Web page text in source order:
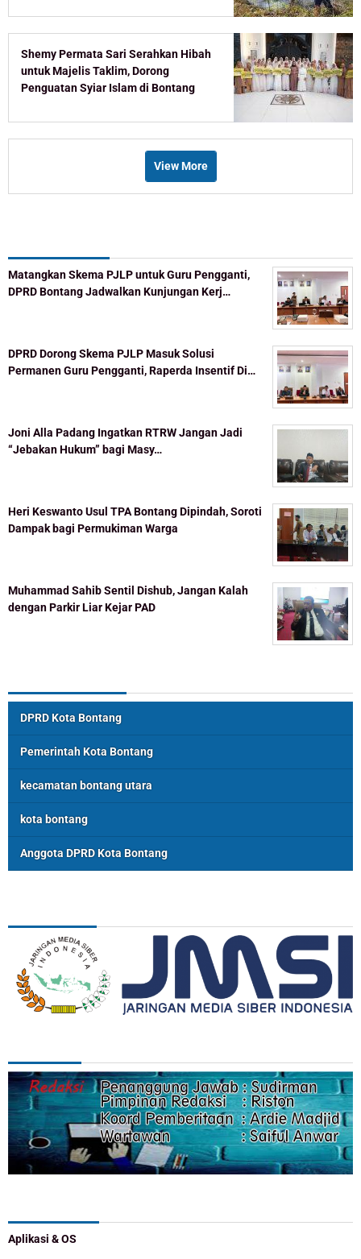
Shemy Permata Sari Serahkan Hibah
untuk Majelis Taklim, Dorong
Penguatan Syiar Islam di Bontang
View More
Matangkan Skema PJLP untuk Guru Pengganti,
DPRD Bontang Jadwalkan Kunjungan Kerj…
DPRD Dorong Skema PJLP Masuk Solusi
Permanen Guru Pengganti, Raperda Insentif Di…
Joni Alla Padang Ingatkan RTRW Jangan Jadi
“Jebakan Hukum” bagi Masy…
Heri Keswanto Usul TPA Bontang Dipindah, Soroti
Dampak bagi Permukiman Warga
Muhammad Sahib Sentil Dishub, Jangan Kalah
dengan Parkir Liar Kejar PAD
DPRD Kota Bontang
Pemerintah Kota Bontang
kecamatan bontang utara
kota bontang
Anggota DPRD Kota Bontang
Aplikasi & OS